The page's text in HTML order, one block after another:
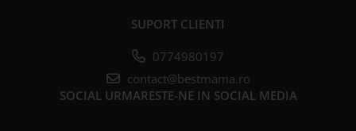
SUPORT CLIENTI
0774980197
contact@bestmama.ro
SOCIAL URMARESTE-NE IN SOCIAL MEDIA